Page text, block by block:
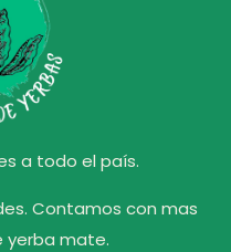
a todo el país.
Contamos con mas
yerba mate.